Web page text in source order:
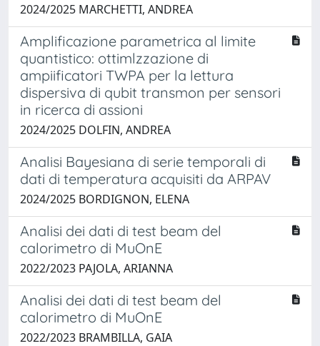
2024/2025 MARCHETTI, ANDREA
Amplificazione parametrica al limite
quantistico: ottimlzzazione di
ampiificatori TWPA per la lettura
dispersiva di qubit transmon per sensori
in ricerca di assioni
2024/2025 DOLFIN, ANDREA
Analisi Bayesiana di serie temporali di
dati di temperatura acquisiti da ARPAV
2024/2025 BORDIGNON, ELENA
Analisi dei dati di test beam del
calorimetro di MuOnE
2022/2023 PAJOLA, ARIANNA
Analisi dei dati di test beam del
calorimetro di MuOnE
2022/2023 BRAMBILLA, GAIA